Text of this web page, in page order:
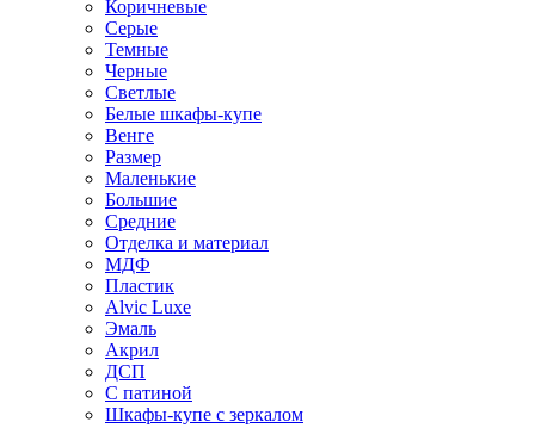
Коричневые
Серые
Темные
Черные
Светлые
Белые шкафы-купе
Венге
Размер
Маленькие
Большие
Средние
Отделка и материал
МДФ
Пластик
Alvic Luxe
Эмаль
Акрил
ДСП
С патиной
Шкафы-купе с зеркалом